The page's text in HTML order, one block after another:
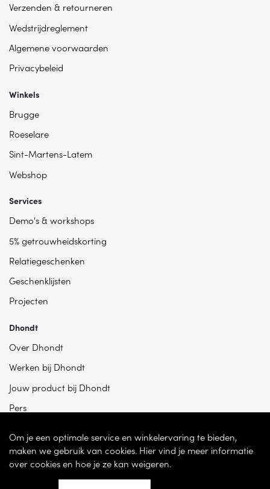
Verzenden & retourneren
Wedstrijdreglement
Algemene voorwaarden
Privacybeleid
Winkels
Brugge
Roeselare
Sint-Martens-Latem
Webshop
Services
Demo's & workshops
5% getrouwheidskorting
Relatiegeschenken
Geschenklijsten
Projecten
Dhondt
Over Dhondt
Werken bij Dhondt
Jouw product bij Dhondt
Pers
Om je een optimale service en winkelervaring te bieden,
maken we gebruik van cookies. Hier vind je meer informatie
over cookies en hoe je ze kan weigeren.